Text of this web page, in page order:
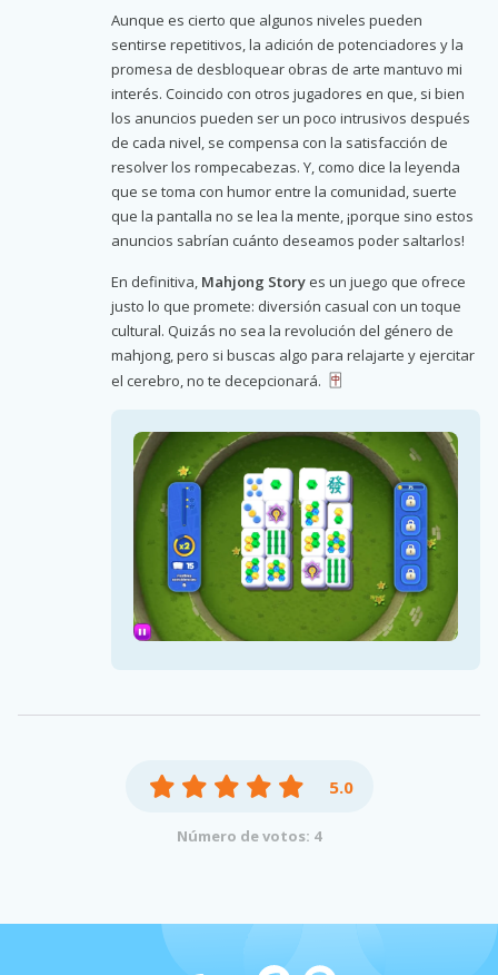
Aunque es cierto que algunos niveles pueden
sentirse repetitivos, la adición de potenciadores y la
promesa de desbloquear obras de arte mantuvo mi
interés. Coincido con otros jugadores en que, si bien
los anuncios pueden ser un poco intrusivos después
de cada nivel, se compensa con la satisfacción de
resolver los rompecabezas. Y, como dice la leyenda
que se toma con humor entre la comunidad, suerte
que la pantalla no se lea la mente, ¡porque sino estos
anuncios sabrían cuánto deseamos poder saltarlos!
En definitiva, Mahjong Story es un juego que ofrece
justo lo que promete: diversión casual con un toque
cultural. Quizás no sea la revolución del género de
mahjong, pero si buscas algo para relajarte y ejercitar
el cerebro, no te decepcionará.
5.0
Número de votos: 4